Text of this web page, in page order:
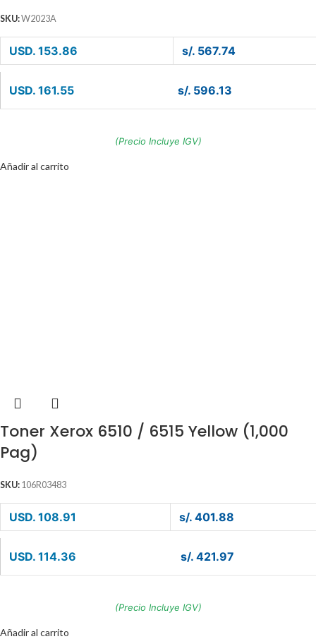
SKU:W2023A
USD. 153.86 s/. 567.74
USD. 161.55 s/. 596.13
(Precio Incluye IGV)
Añadir al carrito
Toner Xerox 6510 / 6515 Yellow (1,000
Pag)
SKU: 106R03483
USD. 108.91 s/. 401.88
USD. 114.36 s/. 421.97
(Precio Incluye IGV)
Añadir al carrito